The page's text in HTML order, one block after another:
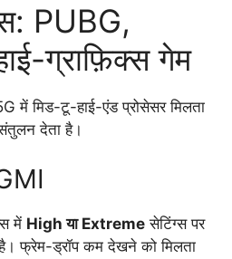
PUBG,
ग्राफ़िक्स गेम
में मिड-टू-हाई-एंड प्रोसेसर मिलता
देता है।
में High या Extreme सेटिंग्स पर
है। फ्रेम-ड्रॉप कम देखने को मिलता